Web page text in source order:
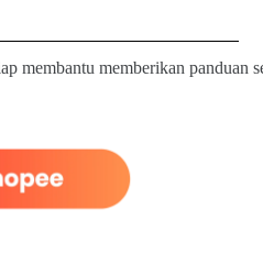
membantu memberikan panduan